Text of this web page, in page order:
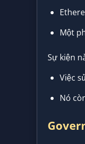
Một
Sự kiện
Việc
Nó